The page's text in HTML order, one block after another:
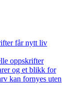
får nytt liv
oppskrifter
og et blikk for
kan fornyes uten